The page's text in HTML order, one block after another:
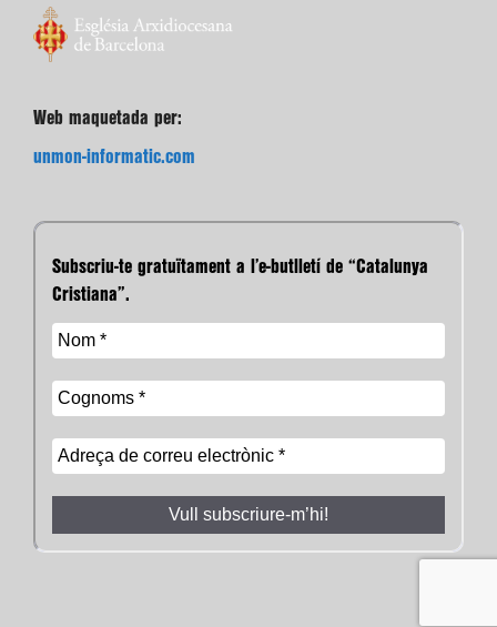
Web maquetada per:
unmon-informatic.com
Subscriu-te gratuïtament a l’e-butlletí de “Catalunya
Cristiana”.